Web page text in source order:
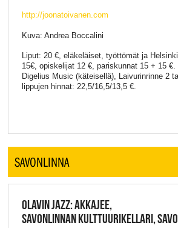
http://joonatoivanen.com
Kuva: Andrea Boccalini
Liput: 20 €, eläkeläiset, työttömät ja
15€, opiskelijat 12 €, pariskunnat 15 + 15 €.
Digelius Music (käteisellä), Laivurinrinne 2
lippujen hinnat: 22,5/16,5/13,5 €.
SAVONLINNA
OLAVIN JAZZ: AKKAJEE,
SAVONLINNAN KULTTUURIKELLARI,